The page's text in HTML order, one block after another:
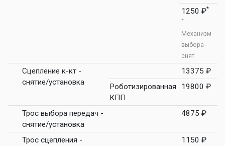
1250 ₽*
*
Механизм
выбора
снят
Сцепление к-кт -
снятие/установка
13375 ₽
Роботизированная
КПП
19800 ₽
Трос выбора передач -
снятие/установка
4875 ₽
Трос сцепления -
1150 ₽